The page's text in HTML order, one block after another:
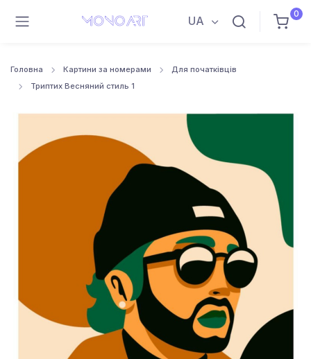
UA
0
Головна Картини за номерами
Для початківців
Триптих Весняний стиль 1